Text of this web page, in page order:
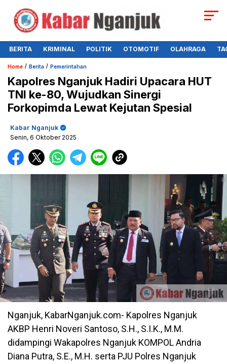
BERITA KRIMINAL POLITIK OTOMOTIF OLAHRAGA
Home / Berita / Pemerintahan
Kapolres Nganjuk Hadiri Upacara HUT
TNI ke-80, Wujudkan Sinergi
Forkopimda Lewat Kejutan Spesial
Kabar Nganjuk
Senin, 6 Oktober 2025
Nganjuk, KabarNganjuk.com- Kapolres Nganjuk
AKBP Henri Noveri Santoso, S.H., S.I.K., M.M.
didampingi Wakapolres Nganjuk KOMPOL Andria
Diana Putra, S.E., M.H. serta PJU Polres Nganjuk